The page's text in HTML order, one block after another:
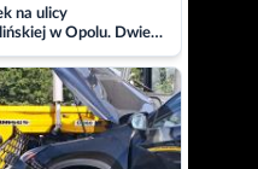
na ulicy
w Opolu. Dwie
szpitalu